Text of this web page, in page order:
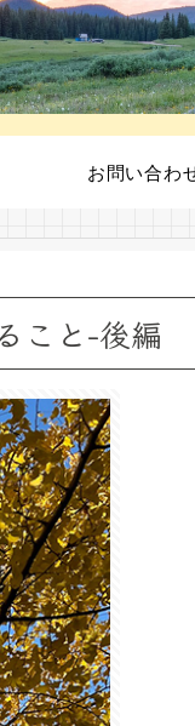
お問い合わ
こと-後編